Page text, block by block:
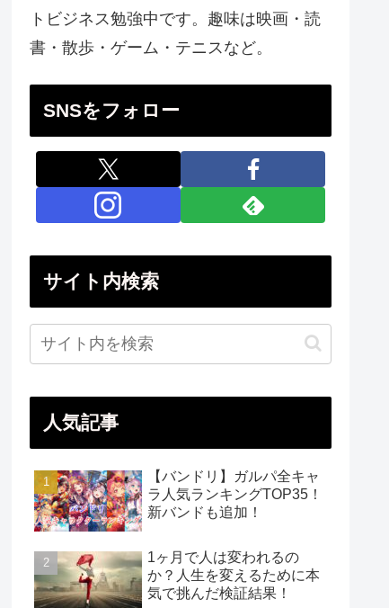
トビジネス勉強中です。趣味は映画・読
書・散歩・ゲーム・テニスなど。
SNSをフォロー
サイト内検索
人気記事
【バンドリ】ガルパ全キャ
ラ人気ランキングTOP35！
新バンドも追加！
1ヶ月で人は変われるの
か？人生を変えるために本
気で挑んだ検証結果！